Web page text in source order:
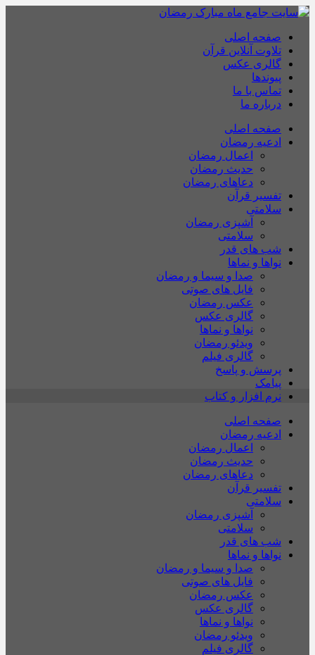
صفحه اصلی
تلاوت آنلاین قرآن
گالری عکس
پیوندها
تماس با ما
درباره ما
صفحه اصلی
ادعیه رمضان
اعمال رمضان
حدیث رمضان
دعاهای رمضان
تفسیر قرآن
سلامتی
آشپزی رمضان
سلامتی
شب های قدر
نواها و نماها
صدا و سیما و رمضان
فایل های صوتی
عکس رمضان
گالری عکس
نواها و نماها
ویدئو رمضان
گالری فیلم
پرسش و پاسخ
پیامک
نرم افزار و کتاب
صفحه اصلی
ادعیه رمضان
اعمال رمضان
حدیث رمضان
دعاهای رمضان
تفسیر قرآن
سلامتی
آشپزی رمضان
سلامتی
شب های قدر
نواها و نماها
صدا و سیما و رمضان
فایل های صوتی
عکس رمضان
گالری عکس
نواها و نماها
ویدئو رمضان
گالری فیلم